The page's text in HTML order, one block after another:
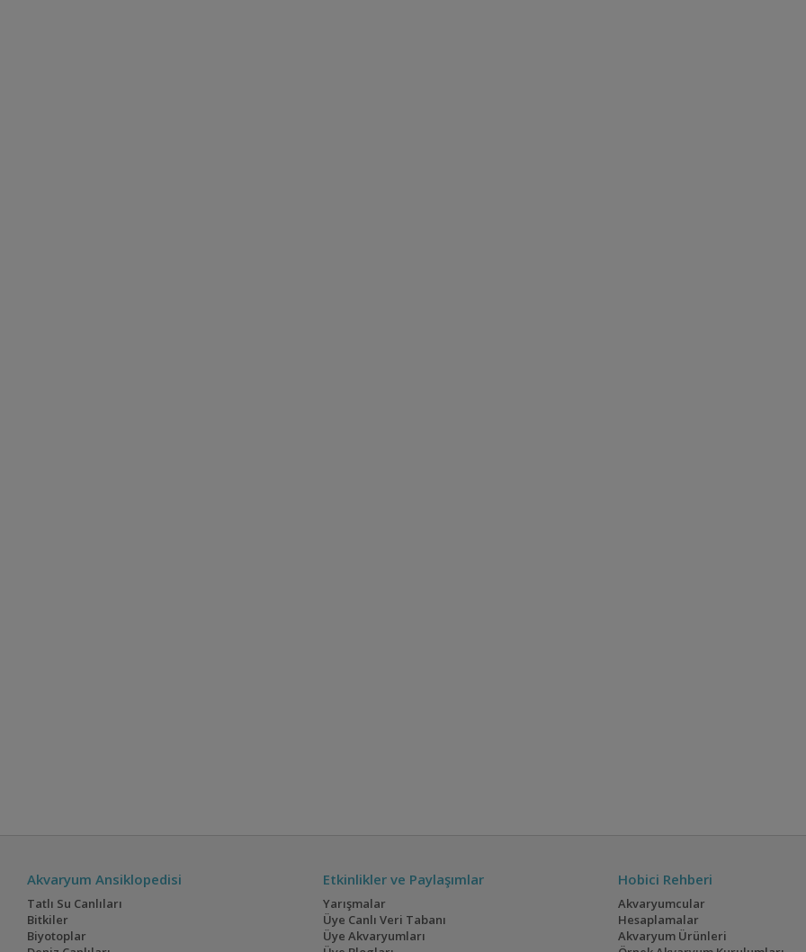
Akvaryum Ansiklopedisi
Tatlı Su Canlıları
Bitkiler
Biyotoplar
Etkinlikler ve Paylaşımlar
Yarışmalar
Üye Canlı Veri Tabanı
Üye Akvaryumları
Hobici Rehberi
Akvaryumcular
Hesaplamalar
Akvaryum Ürünleri